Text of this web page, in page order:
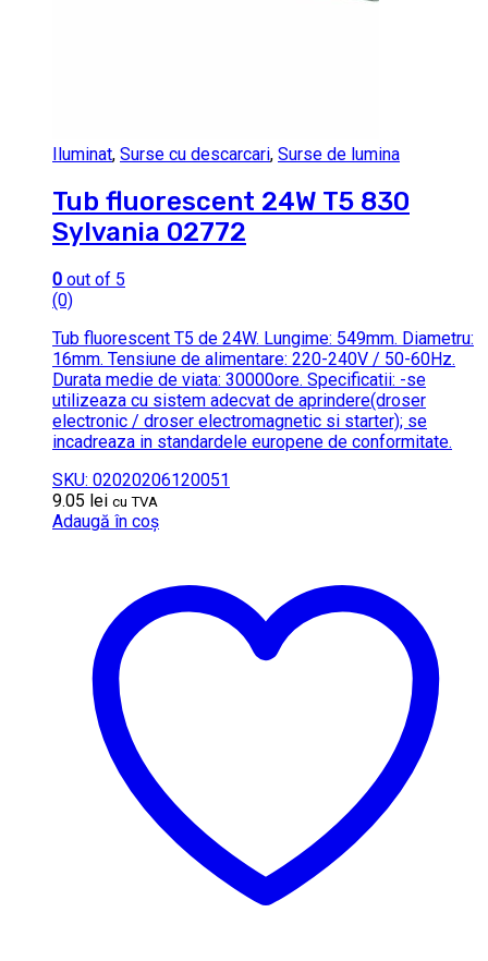
Iluminat, Surse cu descarcari, Surse de lumina
Tub fluorescent 24W T5 830
Sylvania 02772
0 out of 5
(0)
Tub fluorescent T5 de 24W. Lungime: 549mm. Diametru:
16mm. Tensiune de alimentare: 220-240V / 50-60Hz.
Durata medie de viata: 30000ore. Specificatii: -se
utilizeaza cu sistem adecvat de aprindere(droser
electronic / droser electromagnetic si starter); se
incadreaza in standardele europene de conformitate.
SKU: 02020206120051
9.05 lei cu TVA
Adaugă în coș